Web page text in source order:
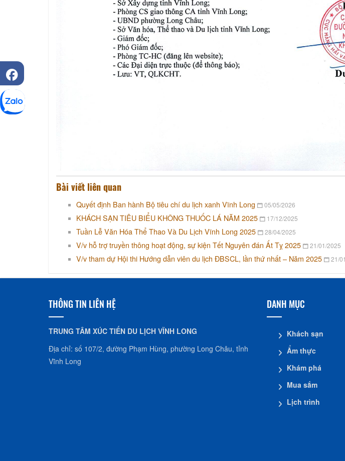
Bài viết liên quan
Quyết định Ban hành Bộ tiêu chí du lịch xanh Vĩnh Long 05/05/2026
KHÁCH SẠN TIÊU BIỂU KHÔNG THUỐC LÁ NĂM 2025 17/12/2025
Tuần Lễ Văn Hóa Thể Thao Và Du Lịch Vĩnh Long 2025 28/04/2025
V/v hỗ trợ truyền thông hoạt động, sự kiện Tết Nguyên đán Ất Tỵ 2025 21/01/2025
V/v tham dự Hội thi Hướng dẫn viên du lịch ĐBSCL, lần thứ nhất – Năm 2025 21/
THÔNG TIN LIÊN HỆ
TRUNG TÂM XÚC TIẾN DU LỊCH VĨNH LONG
Địa chỉ: số 107/2, đường Phạm Hùng, phường Long Châu, tỉnh
Vĩnh Long
DANH MỤC
Khách sạn
Ẩm thực
Khám phá
Mua sắm
Lịch trình